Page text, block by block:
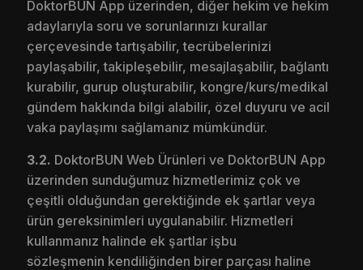
DoktorBUN App üzerinden, diğer hekim ve hekim
adaylarıyla soru ve sorunlarınızı kurallar
çerçevesinde tartışabilir, tecrübelerinizi
paylaşabilir, takipleşebilir, mesajlaşabilir, bağlantı
kurabilir, gurup oluşturabilir, kongre/kurs/medikal
gündem hakkında bilgi alabilir, özel duyuru ve acil
vaka paylaşımı sağlamanız mümkündür.
3.2. DoktorBUN Web Ürünleri ve DoktorBUN App
üzerinden sunduğumuz hizmetlerimiz çok ve
çeşitli olduğundan gerektiğinde ek şartlar veya
ürün gereksinimleri uygulanabilir. Hizmetleri
kullanmanız halinde ek şartlar işbu
sözleşmenin kendiliğinden birer parçası haline